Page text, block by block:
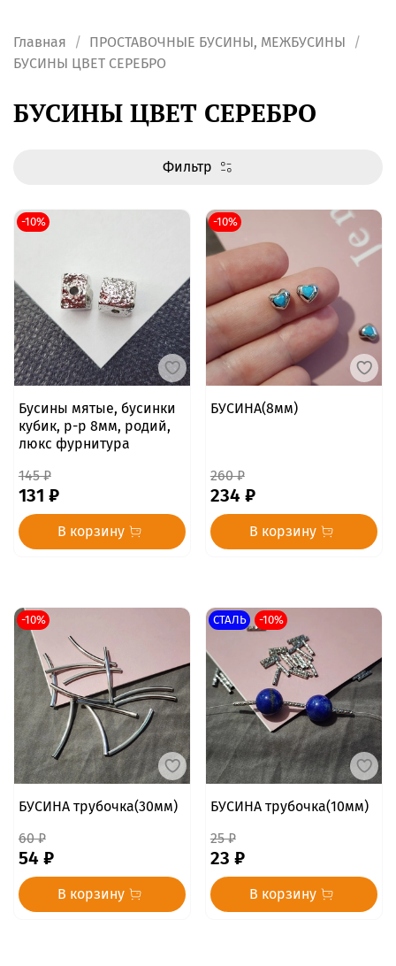
Главная
ПРОСТАВОЧНЫЕ БУСИНЫ, МЕЖБУСИНЫ
БУСИНЫ ЦВЕТ СЕРЕБРО
БУСИНЫ ЦВЕТ СЕРЕБРО
-10%
Бусины мятые, бусинки
кубик, р-р 8мм, родий,
люкс фурнитура
145 ₽
131 ₽
В корзину
-10%
БУСИНА(8мм)
260 ₽
234 ₽
В корзину
-10%
БУСИНА трубочка(30мм)
60 ₽
54 ₽
В корзину
СТАЛЬ -10%
БУСИНА трубочка(10мм)
25 ₽
23 ₽
В корзину
Фильтр